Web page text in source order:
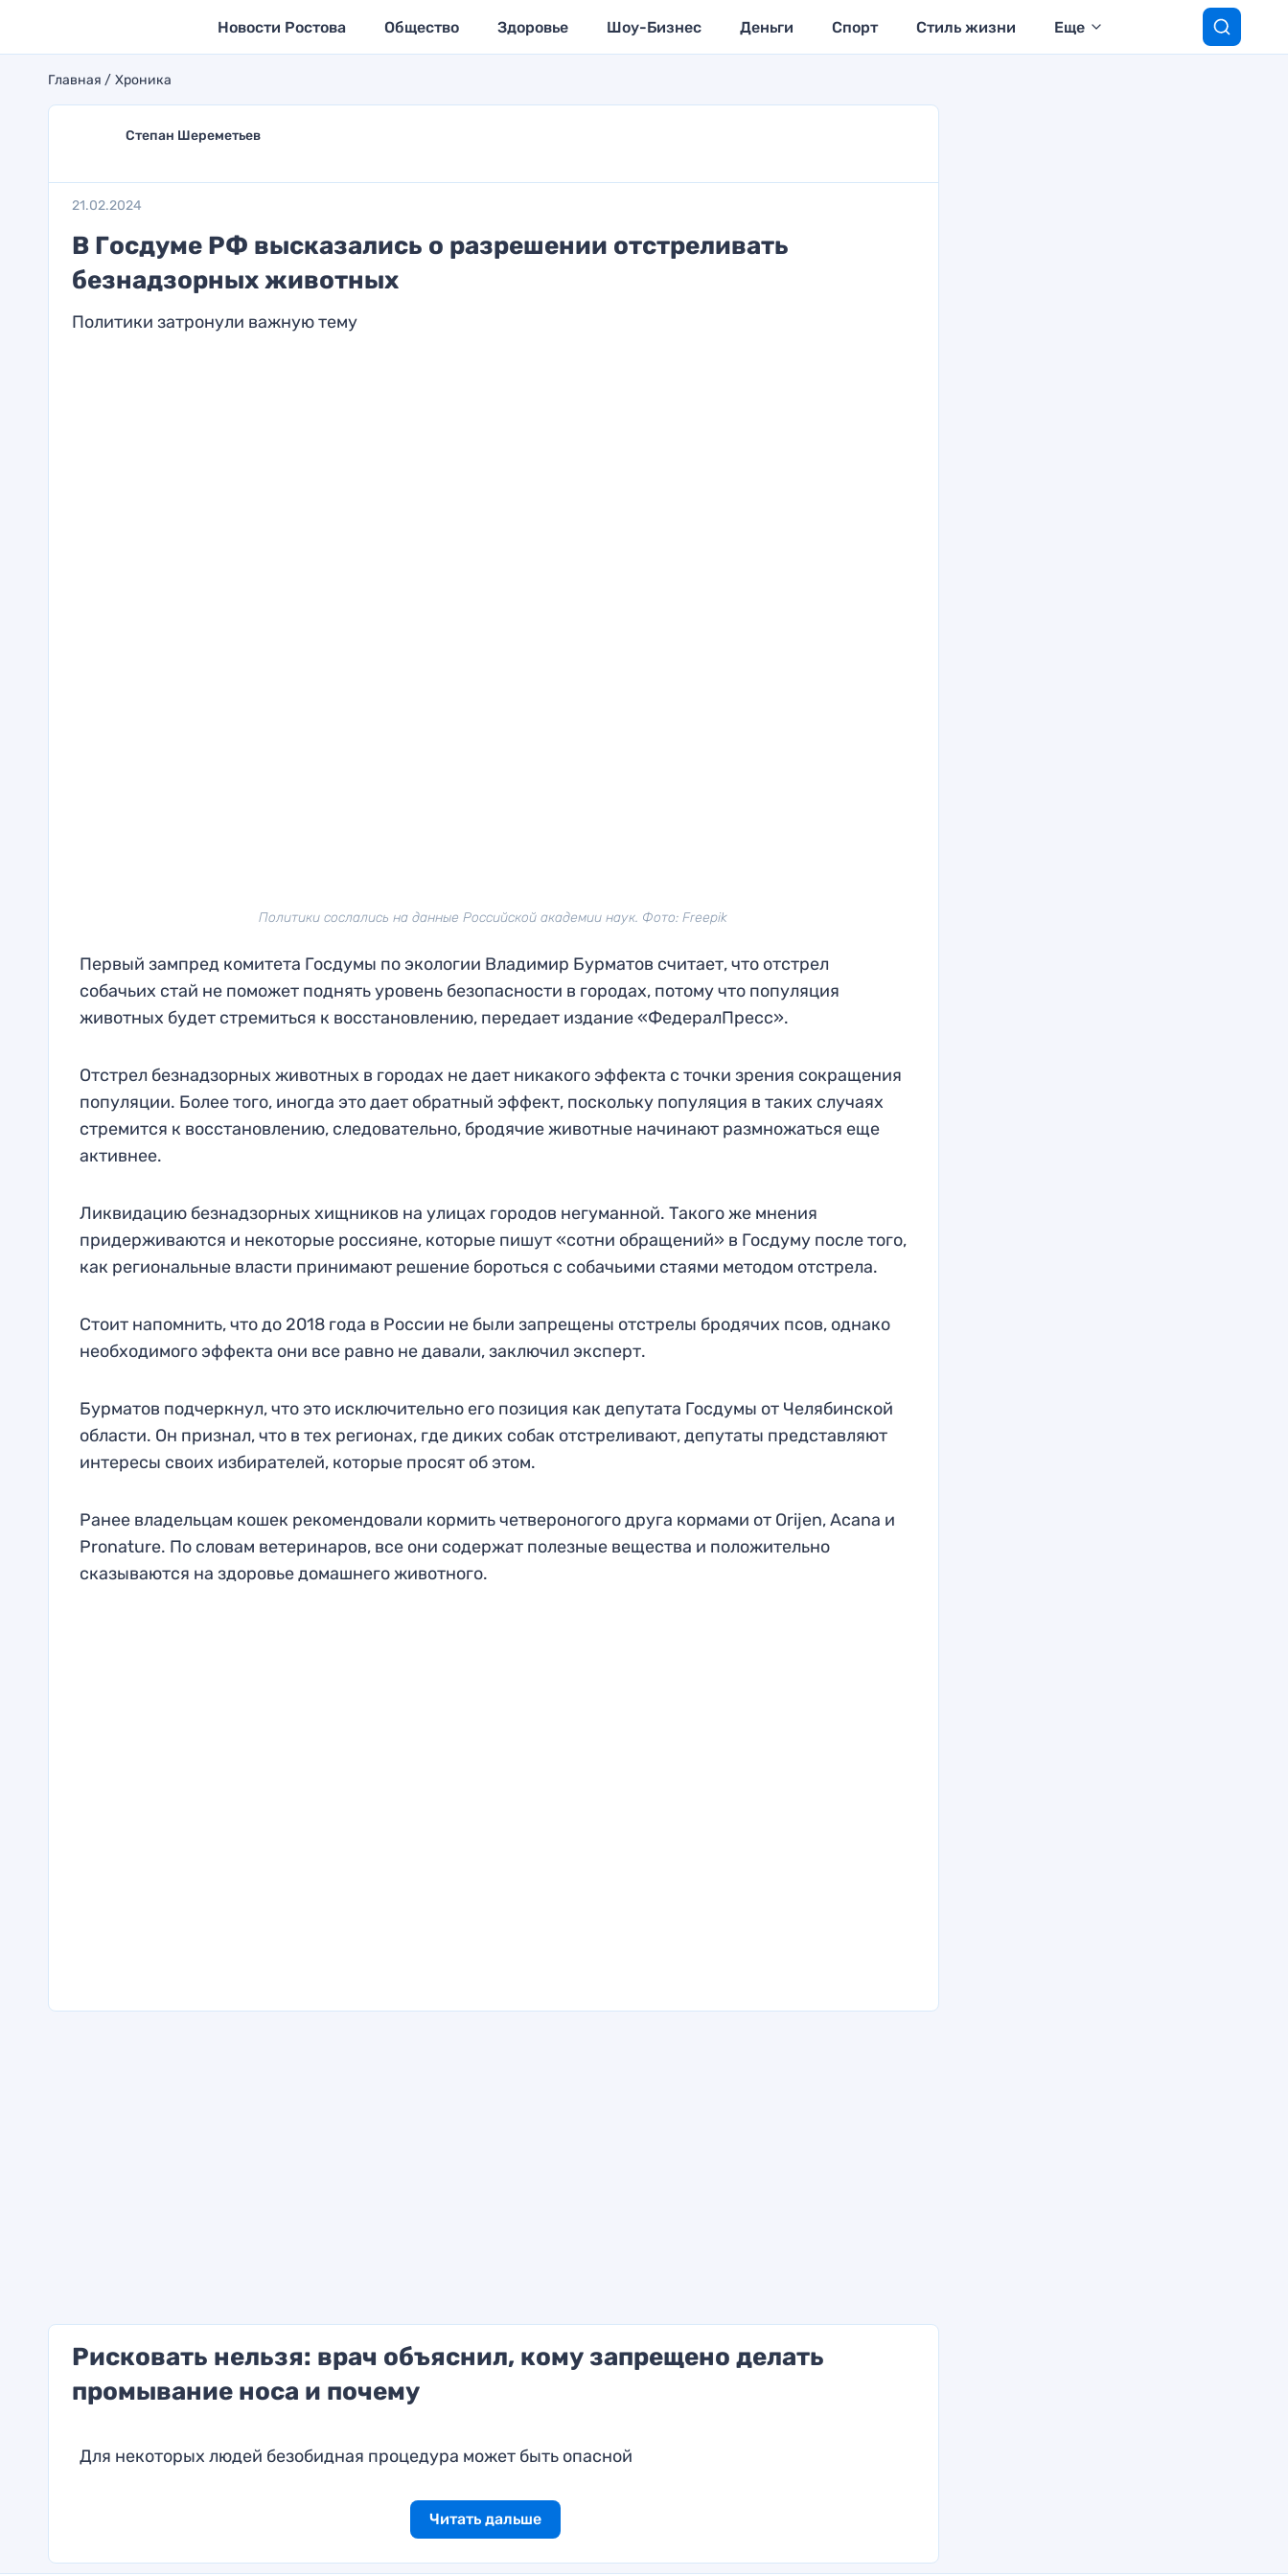
Новости Ростова Общество Здоровье Шоу-Бизнес Деньги Спорт Стиль жизни Еще
Главная Хроника
Степан Шереметьев
21.02.2024
В Госдуме РФ высказались о разрешении отстреливать
безнадзорных животных
Политики затронули важную тему
Политики сослались на данные Российской академии наук. Фото: Freepik
Первый зампред комитета Госдумы по экологии Владимир Бурматов считает, что отстрел
собачьих стай не поможет поднять уровень безопасности в городах, потому что популяция
животных будет стремиться к восстановлению, передает издание «ФедералПресс».
Отстрел безнадзорных животных в городах не дает никакого эффекта с точки зрения сокращения
популяции. Более того, иногда это дает обратный эффект, поскольку популяция в таких случаях
стремится к восстановлению, следовательно, бродячие животные начинают размножаться еще
активнее.
Ликвидацию безнадзорных хищников на улицах городов негуманной. Такого же мнения
придерживаются и некоторые россияне, которые пишут «сотни обращений» в Госдуму после того,
как региональные власти принимают решение бороться с собачьими стаями методом отстрела.
Стоит напомнить, что до 2018 года в России не были запрещены отстрелы бродячих псов, однако
необходимого эффекта они все равно не давали, заключил эксперт.
Бурматов подчеркнул, что это исключительно его позиция как депутата Госдумы от Челябинской
области. Он признал, что в тех регионах, где диких собак отстреливают, депутаты представляют
интересы своих избирателей, которые просят об этом.
Ранее владельцам кошек рекомендовали кормить четвероногого друга кормами от Orijen, Acana и
Pronature. По словам ветеринаров, все они содержат полезные вещества и положительно
сказываются на здоровье домашнего животного.
Рисковать нельзя: врач объяснил, кому запрещено делать
промывание носа и почему
Для некоторых людей безобидная процедура может быть опасной
Читать дальше